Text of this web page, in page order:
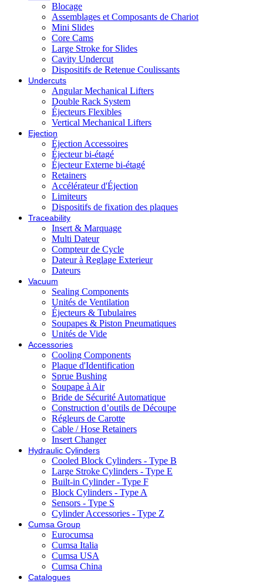
Blocage
Assemblages et Composants de Chariot
Mini Slides
Core Cams
Large Stroke for Slides
Cavity Undercut
Dispositifs de Retenue Coulissants
Undercuts
Angular Mechanical Lifters
Double Rack System
Éjecteurs Flexibles
Vertical Mechanical Lifters
Ejection
Éjection Accessoires
Éjecteur bi-étagé
Éjecteur Externe bi-étagé
Retainers
Accélérateur d'Éjection
Limiteurs
Dispositifs de fixation des plaques
Traceability
Insert & Marquage
Multi Dateur
Compteur de Cycle
Dateur à Reglage Exterieur
Dateurs
Vacuum
Sealing Components
Unités de Ventilation
Éjecteurs & Tubulaires
Soupapes & Piston Pneumatiques
Unités de Vide
Accessories
Cooling Components
Plaque d'Identification
Sprue Bushing
Soupape à Air
Bride de Sécurité Automatique
Construction d’outils de Découpe
Régleurs de Carotte
Cable / Hose Retainers
Insert Changer
Hydraulic Cylinders
Cooled Block Cylinders - Type B
Large Stroke Cylinders - Type E
Built-in Cylinder - Type F
Block Cylinders - Type A
Sensors - Type S
Cylinder Accessories - Type Z
Cumsa Group
Eurocumsa
Cumsa Italia
Cumsa USA
Cumsa China
Catalogues